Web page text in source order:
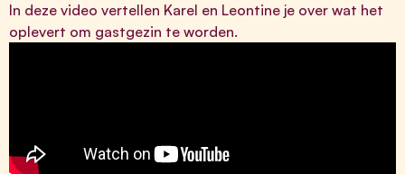
In deze video vertellen Karel en Leontine je over wat het
oplevert om gastgezin te worden.